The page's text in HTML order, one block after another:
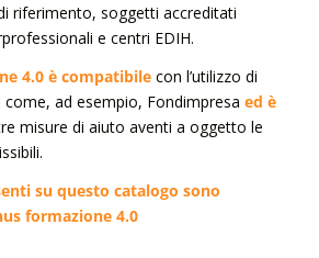
riferimento, soggetti accreditati
e centri EDIH.
4.0 è compatibilecon l’utilizzo di
ad esempio, Fondimpresa ed è
misure di aiuto aventi a oggetto le
su questo catalogo sono
formazione 4.0